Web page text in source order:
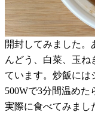
開封してみました。
んどう、白菜、玉ね
ています。炒飯には
500Wで3分間温めた
実際に食べてみまし